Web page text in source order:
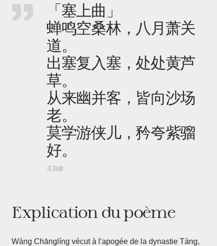
「塞上曲」
蝉鸣空桑林，八月萧关
道。
出塞复入塞，处处黄芦
草。
从来幽并客，皆向沙场
老。
莫学游侠儿，矜夸紫骝
好。
王昌龄
Explication du poème
Wáng Chānglíng vécut à l'apogée de la dynastie Táng,